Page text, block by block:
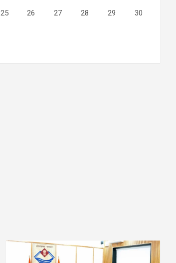
25 26 27 28 29 30